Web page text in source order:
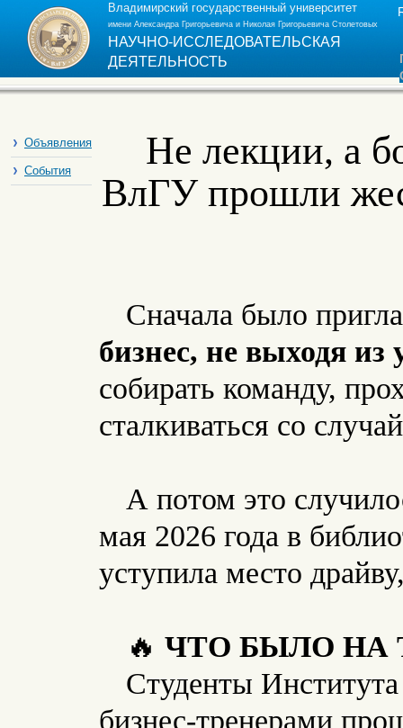
Владимирский государственный университет
имени Александра Григорьевича и Николая Григорьевича Столетовых
НАУЧНО-ИССЛЕДОВАТЕЛЬСКАЯ
ДЕЯТЕЛЬНОСТЬ
Объявления
События
Не лекции, а
ВлГУ прошли
Сначала было
бизнес, не выходя из
собирать команду,
сталкиваться со
А потом это
мая 2026 года в
уступила место
🔥 ЧТО БЫЛО НА
Студенты
бизнес-тренерами